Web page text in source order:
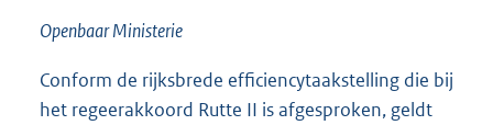
Openbaar Ministerie
Conform de rijksbrede efficiencytaakstelling die bij
het regeerakkoord Rutte II is afgesproken, geldt